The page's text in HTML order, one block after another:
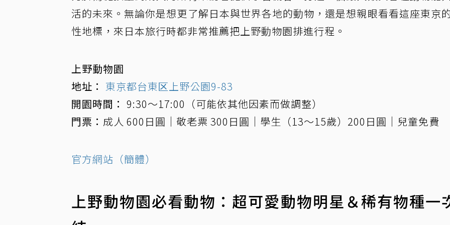
活的未來。無論你是想更了解日本與世界各地的動物，還是想親眼看看這座東京
性地標，來日本旅行時都非常推薦把上野動物園排進行程。
上野動物園
地址： 東京都台東区上野公園9-83
開園時間： 9:30～17:00（可能依其他因素而做調整）
門票： 成人 600日圓｜敬老票 300日圓｜學生（13～15歲）200日圓｜兒童免費
官方網站（簡體）
上野動物園必看動物：超可愛動物明星＆稀有物種一